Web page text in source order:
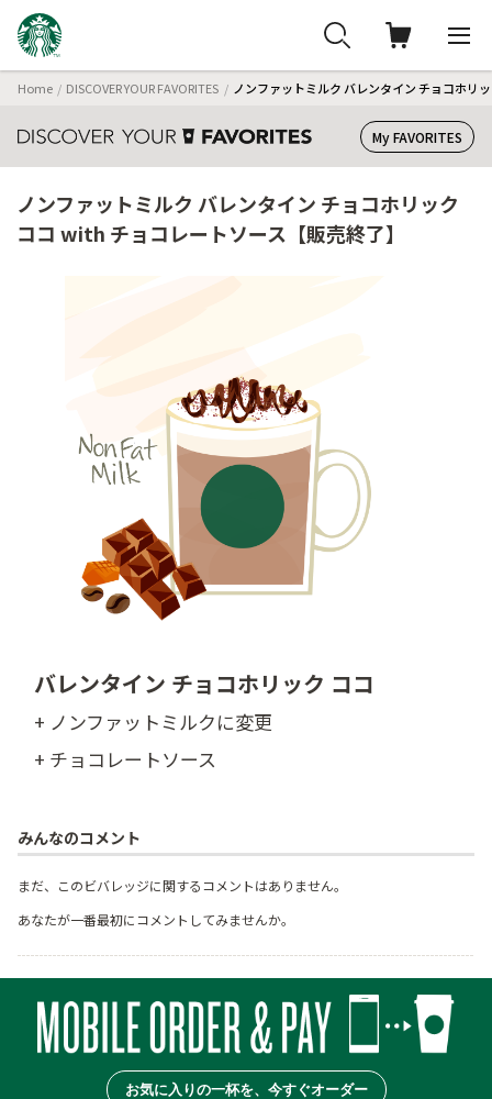
Home DISCOVER YOUR FAVORITES ノンファットミルク バレンタイン チョコホリ
My FAVORITES
ノンファットミルク バレンタイン チョコホリック
ココ with チョコレートソース【販売終了】
バレンタイン チョコホリック ココ
+ ノンファットミルクに変更
+ チョコレートソース
みんなのコメント
まだ、このビバレッジに関するコメントはありません。
あなたが一番最初にコメントしてみませんか。
お気に入りの一杯を、今すぐオーダー